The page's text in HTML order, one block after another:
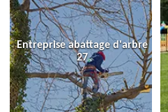
Entreprise abattage d'arbre
27